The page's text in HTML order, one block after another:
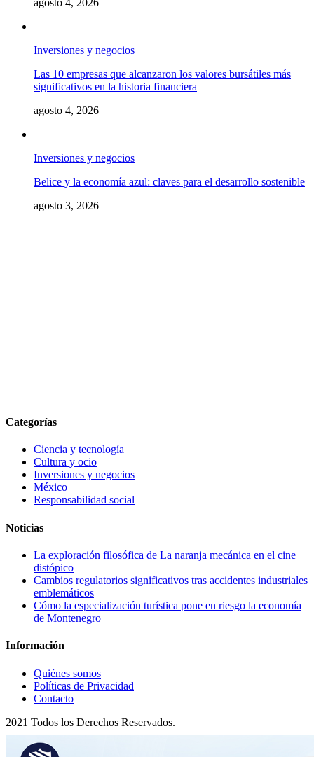
agosto 4, 2026
Inversiones y negocios
Las 10 empresas que alcanzaron los valores bursátiles más
significativos en la historia financiera
agosto 4, 2026
Inversiones y negocios
Belice y la economía azul: claves para el desarrollo sostenible
agosto 3, 2026
Categorías
Ciencia y tecnología
Cultura y ocio
Inversiones y negocios
México
Responsabilidad social
Noticias
La exploración filosófica de La naranja mecánica en el cine
distópico
Cambios regulatorios significativos tras accidentes industriales
emblemáticos
Cómo la especialización turística pone en riesgo la economía
de Montenegro
Información
Quiénes somos
Políticas de Privacidad
Contacto
2021 Todos los Derechos Reservados.